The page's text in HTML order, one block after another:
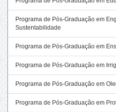
Programa de Pós-Graduação em
Sustentabilidade
Programa de Pós-Graduação em
Programa de Pós-Graduação em
Programa de Pós-Graduação em
Programa de Pós-Graduação em